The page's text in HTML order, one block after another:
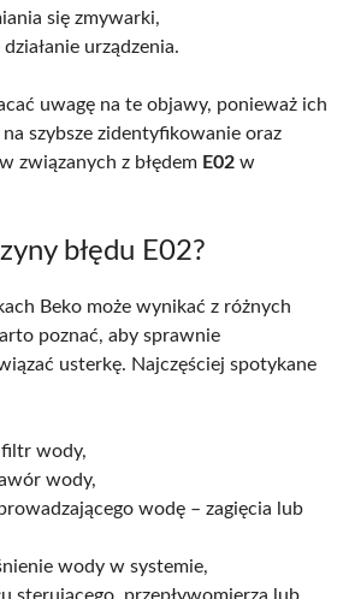
się zmywarki,
urządzenia.
uwagę na te objawy, ponieważ ich
szybsze zidentyfikowanie oraz
związanych z błędem E02 w
błędu E02?
Beko może wynikać z różnych
poznać, aby sprawnie
usterkę. Najczęściej spotykane
wody,
wody,
wodę – zagięcia lub
wody w systemie,